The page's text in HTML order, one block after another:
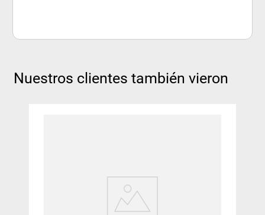
Nuestros clientes también vieron